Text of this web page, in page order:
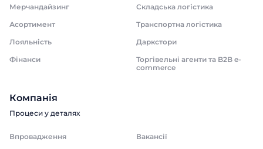
Мерчандайзинг
Складська логістика
Асортимент
Транспортна логістика
Лояльність
Даркстори
Фінанси
Торгівельні агенти та B2B e-
commerce
Компанія
Процеси у деталях
Впровадження
Вакансії